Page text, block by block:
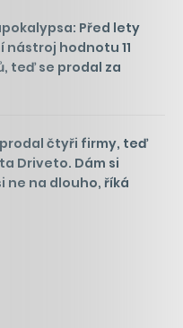
Před lety
nástroj hodnotu 11
teď se prodal za
čtyři firmy, teď
Driveto. Dám si
ne na dlouho, říká